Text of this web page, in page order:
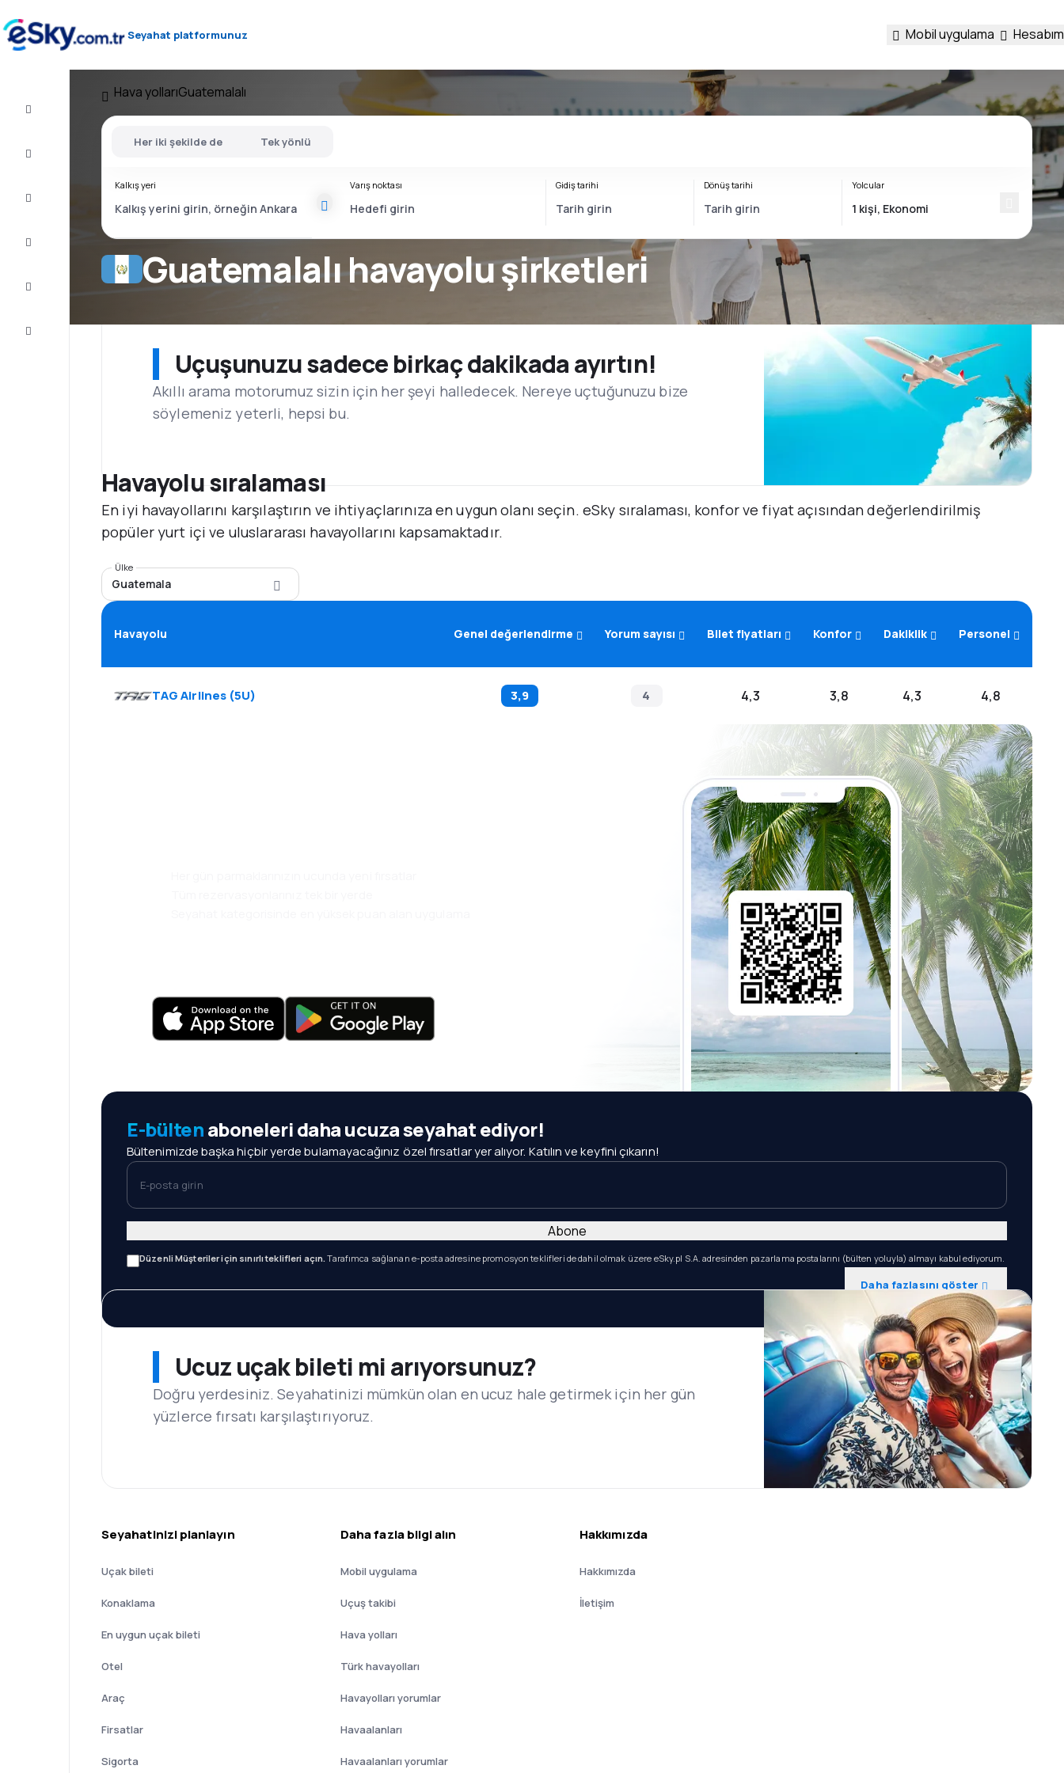
Seyahat platformunuz Mobil uygulama Hesabım
Müşteri
Hava yollarıGuatemalalı
Guatemalalı havayolu şirketleri
Her iki şekilde de Tek yönlü
Kalkış yeri Varış noktası Gidiş tarihi Dönüş tarihi Yolcular
Uçuşunuzu sadece birkaç dakikada ayırtın!
Akıllı arama motorumuz sizin için her şeyi halledecek. Nereye uçtuğunuzu bize
söylemeniz yeterli, hepsi bu.
Havayolu sıralaması
En iyi havayollarını karşılaştırın ve ihtiyaçlarınıza en uygun olanı seçin. eSky sıralaması, konfor ve fiyat açısından değerlendirilmiş
popüler yurt içi ve uluslararası havayollarını kapsamaktadır.
Ülke
Guatemala
Havayolu Genel değerlendirme Yorum sayısı Bilet fiyatları Konfor Dakiklik Personel
TAG Airlines(5U) 3,9 4 4,3 3,8 4,3 4,8
E-bültenaboneleri daha ucuza seyahat ediyor!
Bültenimizde başka hiçbir yerde bulamayacağınız özel fırsatlar yer alıyor. Katılın ve keyfini çıkarın!
E-posta girin
Düzenli Müşteriler için sınırlı teklifleri açın. Tarafımca sağlanan e-posta adresine promosyon teklifleri de dahil olmak üzere eSky.pl S.A. adresinden pazarlama postalarını (bülten yoluyla) almayı kabul ediyorum.
Daha fazlasını göster
Abone
Ucuz uçak bileti mi arıyorsunuz?
Doğru yerdesiniz. Seyahatinizi mümkün olan en ucuz hale getirmek için her gün
yüzlerce fırsatı karşılaştırıyoruz.
Seyahatinizi planlayın
Uçak bileti
Konaklama
En uygun uçak bileti
Otel
Araç
Firsatlar
Sigorta
Daha fazla bilgi alın
Mobil uygulama
Uçuş takibi
Hava yolları
Türk havayolları
Havayolları yorumlar
Havaalanları
Havaalanları yorumlar
Hakkımızda
Hakkımızda
İletişim